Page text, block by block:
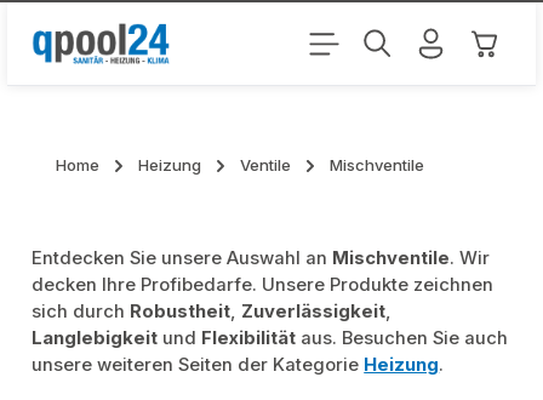
Zum Hauptinhalt springen
Home Heizung Ventile Mischventile
Entdecken Sie unsere Auswahl an Mischventile. Wir
decken Ihre Profibedarfe. Unsere Produkte zeichnen
sich durch Robustheit, Zuverlässigkeit,
Langlebigkeit und Flexibilität aus. Besuchen Sie auch
unsere weiteren Seiten der Kategorie Heizung.